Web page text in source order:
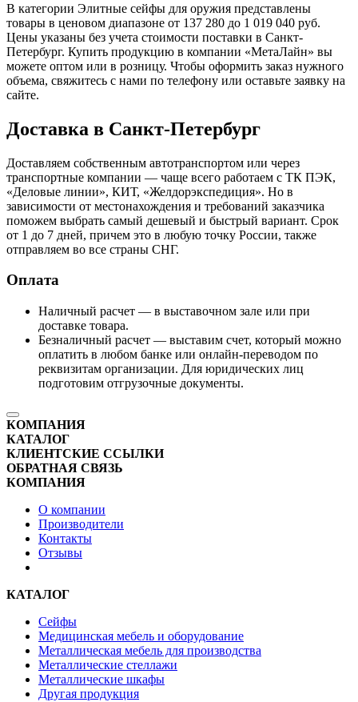
В категории Элитные сейфы для оружия представлены
товары в ценовом диапазоне от 137 280 до 1 019 040 руб.
Цены указаны без учета стоимости поставки в Санкт-
Петербург. Купить продукцию в компании «МетаЛайн» вы
можете оптом или в розницу. Чтобы оформить заказ нужного
объема, свяжитесь с нами по телефону или оставьте заявку на
сайте.
Доставка в Санкт-Петербург
Доставляем собственным автотранспортом или через
транспортные компании — чаще всего работаем с ТК ПЭК,
«Деловые линии», КИТ, «Желдорэкспедиция». Но в
зависимости от местонахождения и требований заказчика
поможем выбрать самый дешевый и быстрый вариант. Срок
от 1 до 7 дней, причем это в любую точку России, также
отправляем во все страны СНГ.
Оплата
Наличный расчет — в выставочном зале или при
доставке товара.
Безналичный расчет — выставим счет, который можно
оплатить в любом банке или онлайн-переводом по
реквизитам организации. Для юридических лиц
подготовим отгрузочные документы.
КОМПАНИЯ
КАТАЛОГ
КЛИЕНТСКИЕ ССЫЛКИ
ОБРАТНАЯ СВЯЗЬ
КОМПАНИЯ
О компании
Производители
Контакты
Отзывы
КАТАЛОГ
Сейфы
Медицинская мебель и оборудование
Металлическая мебель для производства
Металлические стеллажи
Металлические шкафы
Другая продукция